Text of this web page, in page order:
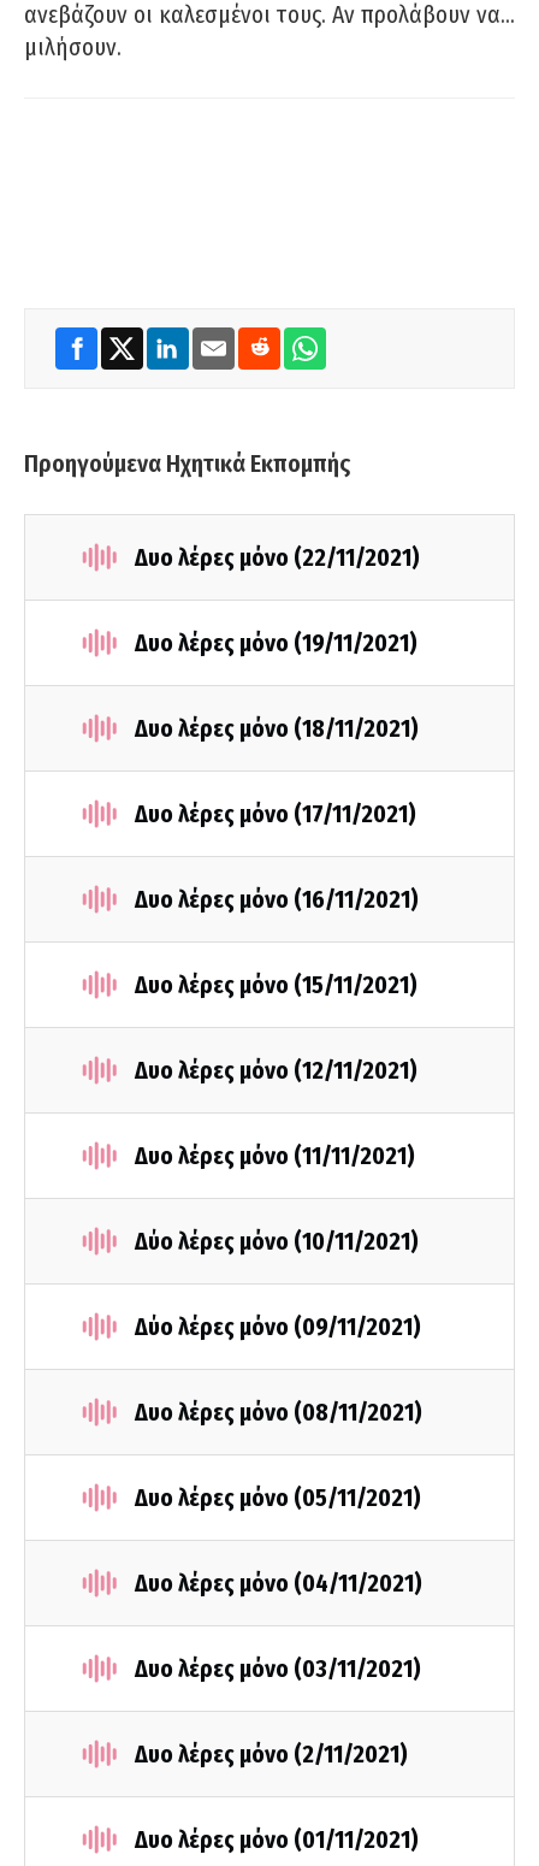
ανεβάζουν οι καλεσμένοι τους. Αν προλάβουν να…
μιλήσουν.
Προηγούμενα Ηχητικά Εκπομπής
Δυο λέρες μόνο (22/11/2021)
Δυο λέρες μόνο (19/11/2021)
Δυο λέρες μόνο (18/11/2021)
Δυο λέρες μόνο (17/11/2021)
Δυο λέρες μόνο (16/11/2021)
Δυο λέρες μόνο (15/11/2021)
Δυο λέρες μόνο (12/11/2021)
Δυο λέρες μόνο (11/11/2021)
Δύο λέρες μόνο (10/11/2021)
Δύο λέρες μόνο (09/11/2021)
Δυο λέρες μόνο (08/11/2021)
Δυο λέρες μόνο (05/11/2021)
Δυο λέρες μόνο (04/11/2021)
Δυο λέρες μόνο (03/11/2021)
Δυο λέρες μόνο (2/11/2021)
Δυο λέρες μόνο (01/11/2021)